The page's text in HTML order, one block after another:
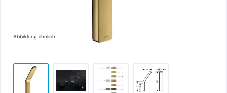
Abbildung ähnlich